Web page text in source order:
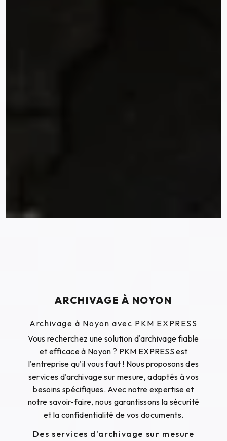
ARCHIVAGE À NOYON
Archivage à Noyon avec PKM EXPRESS
Vous recherchez une solution d'archivage fiable
et efficace à Noyon ? PKM EXPRESS est
l'entreprise qu'il vous faut ! Nous proposons des
services d'archivage sur mesure, adaptés à vos
besoins spécifiques. Avec notre expertise et
notre savoir-faire, nous garantissons la sécurité
et la confidentialité de vos documents.
Des services d'archivage sur mesure